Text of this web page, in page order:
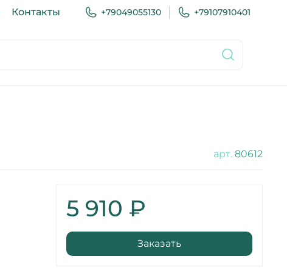
Контакты +79049055130 +79107910401
арт. 80612
5 910 ₽
Заказать